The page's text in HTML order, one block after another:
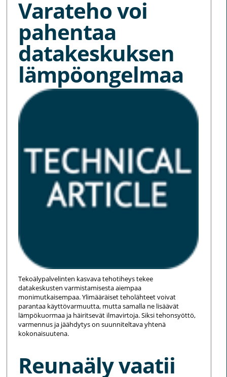
Varateho voi
pahentaa
datakeskuksen
lämpöongelmaa
Tekoälypalvelinten kasvava tehotiheys tekee
datakeskusten varmistamisesta aiempaa
monimutkaisempaa. Ylimääräiset teholähteet voivat
parantaa käyttövarmuutta, mutta samalla ne lisäävät
lämpökuormaa ja häiritsevät ilmavirtoja. Siksi tehonsyöttö,
varmennus ja jäähdytys on suunniteltava yhtenä
kokonaisuutena.
Reunaäly vaatii